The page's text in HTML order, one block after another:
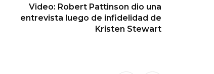
Video: Robert Pattinson dio una
entrevista luego de infidelidad de
Kristen Stewart